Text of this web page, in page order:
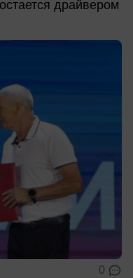
драйвером
0